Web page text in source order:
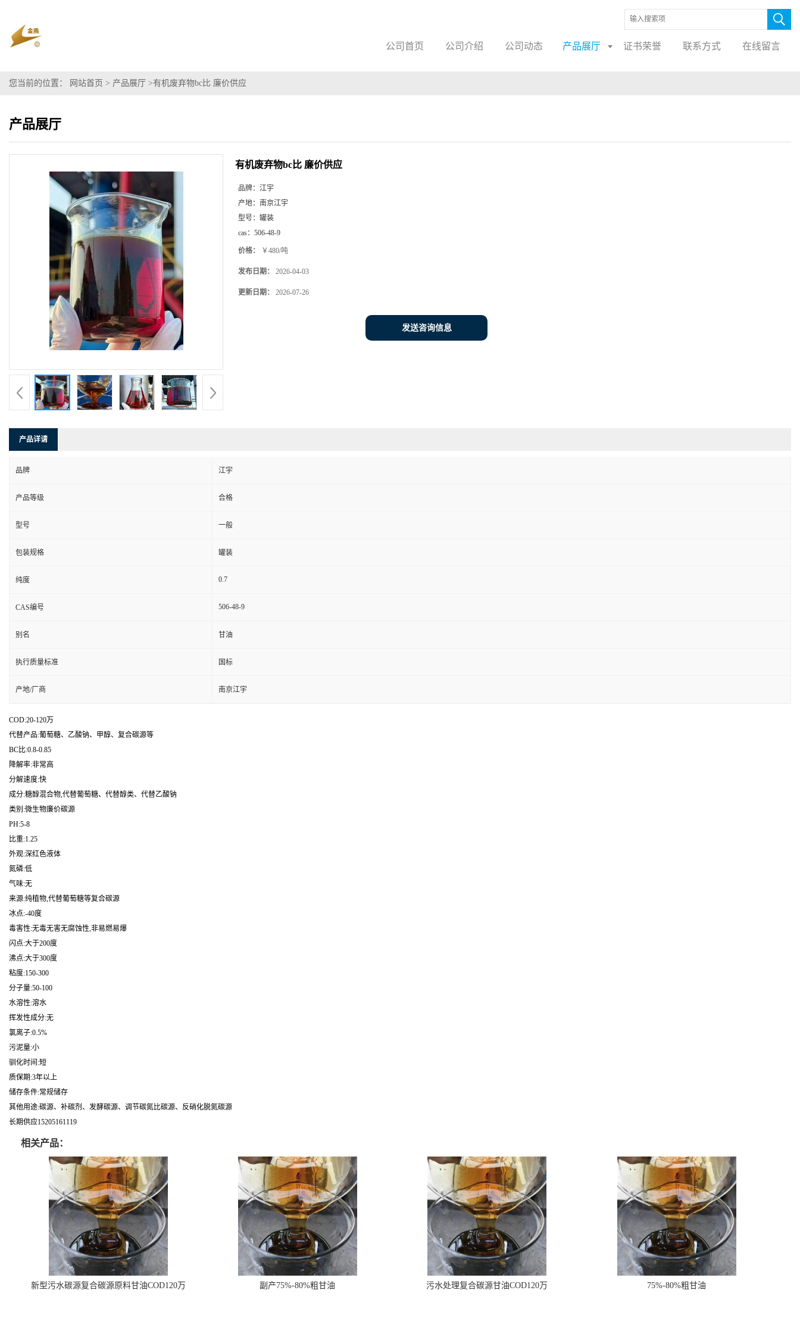
公司首页 公司介绍 公司动态 产品展厅 证书荣誉 联系方式 在线留言
您当前的位置： 网站首页 > 产品展厅 >有机废弃物bc比 廉价供应
产品展厅
有机废弃物bc比 廉价供应
品牌： 江宇
产地： 南京江宇
型号： 罐装
cas： 506-48-9
价格： ￥480/吨
发布日期： 2026-04-03
更新日期： 2026-07-26
发送咨询信息
产品详请
品牌 江宇
产品等级 合格
型号 一般
包装规格 罐装
纯度 0.7
CAS编号 506-48-9
别名 甘油
执行质量标准 国标
产地/厂商 南京江宇
COD:20-120万
代替产品:葡萄糖、乙酸钠、甲醇、复合碳源等
BC比:0.8-0.85
降解率:非常高
分解速度:快
成分:糖醇混合物,代替葡萄糖、代替醇类、代替乙酸钠
类别:微生物廉价碳源
PH:5-8
比重:1.25
外观:深红色液体
氮磷:低
气味:无
来源:纯植物,代替葡萄糖等复合碳源
冰点:-40度
毒害性:无毒无害无腐蚀性,非易燃易爆
闪点:大于200度
沸点:大于300度
粘度:150-300
分子量:50-100
水溶性:溶水
挥发性成分:无
氯离子:0.5%
污泥量:小
驯化时间:短
质保期:3年以上
储存条件:常规储存
其他用途:碳源、补碳剂、发酵碳源、调节碳氮比碳源、反硝化脱氮碳源
长期供应15205161119
相关产品：
新型污水碳源复合碳源原料甘油COD120万 副产75%-80%粗甘油 污水处理复合碳源甘油COD120万 75%-80%粗甘油